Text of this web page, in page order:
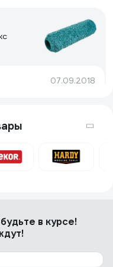
07.09.2018
и уменьшается
зачистки.
на больших
в курсе!